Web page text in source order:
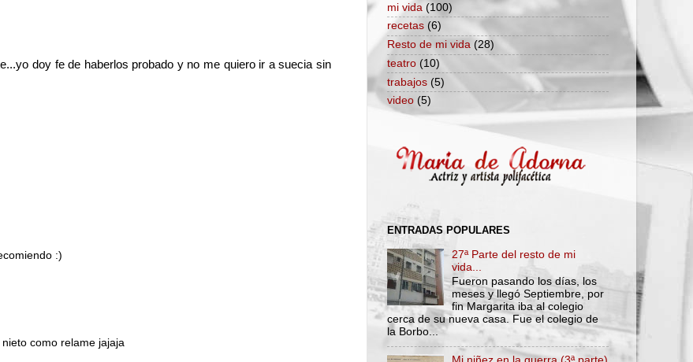
doy fe de haberlos probado y no me quiero ir a suecia sin
:)
como relame jajaja
mi vida (100)
recetas (6)
Resto de mi vida (28)
teatro (10)
trabajos (5)
video (5)
ENTRADAS POPULARES
27ª Parte del resto de mi
vida...
Fueron pasando los días, los
meses y llegó Septiembre, por
fin Margarita iba al colegio
cerca de su nueva casa. Fue el colegio de
la Borbo...